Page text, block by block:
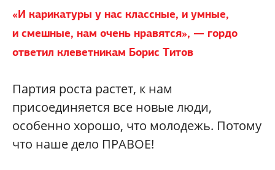
«И карикатуры у нас классные, и умные,
и смешные, нам очень нравятся», — гордо
ответил клеветникам Борис Титов
Партия роста растет, к нам
присоединяется все новые люди,
особенно хорошо, что молодежь. Потому
что наше дело ПРАВОЕ!